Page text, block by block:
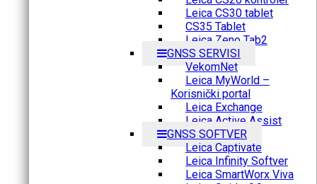
Leica CS30 tablet
CS35 Tablet
Leica Zeno Tab2
GNSS SERVISI
VekomNet
Leica MyWorld –
Korisnički portal
Leica Exchange
Leica Active Assist
GNSS SOFTVER
Leica Captivate
Leica Infinity Softver
Leica SmartWorx Viva